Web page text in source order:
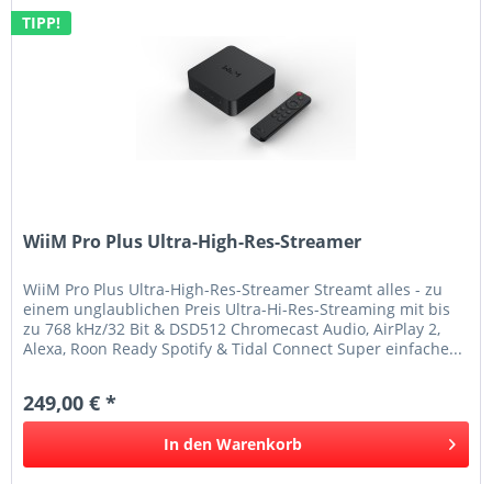
TIPP!
WiiM Pro Plus Ultra-High-Res-Streamer
WiiM Pro Plus Ultra-High-Res-Streamer Streamt alles - zu
einem unglaublichen Preis Ultra-Hi-Res-Streaming mit bis
zu 768 kHz/32 Bit & DSD512 Chromecast Audio, AirPlay 2,
Alexa, Roon Ready Spotify & Tidal Connect Super einfache...
249,00 € *
In den Warenkorb